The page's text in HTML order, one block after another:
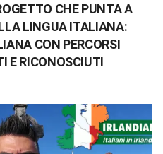
CHE PUNTA A
LINGUA ITALIANA:
CON PERCORSI
E RICONOSCIUTI